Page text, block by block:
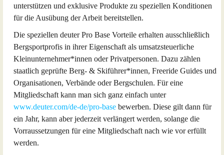
unterstützen und exklusive Produkte zu speziellen Konditionen
für die Ausübung der Arbeit bereitstellen.
Die speziellen deuter Pro Base Vorteile erhalten ausschließlich
Bergsportprofis in ihrer Eigenschaft als umsatzsteuerliche
Kleinunternehmer*innen oder Privatpersonen. Dazu zählen
staatlich geprüfte Berg- & Skiführer*innen, Freeride Guides und
Organisationen, Verbände oder Bergschulen. Für eine
Mitgliedschaft kann man sich ganz einfach unter
www.deuter.com/de-de/pro-base bewerben. Diese gilt dann für
ein Jahr, kann aber jederzeit verlängert werden, solange die
Vorraussetzungen für eine Mitgliedschaft nach wie vor erfüllt
werden.